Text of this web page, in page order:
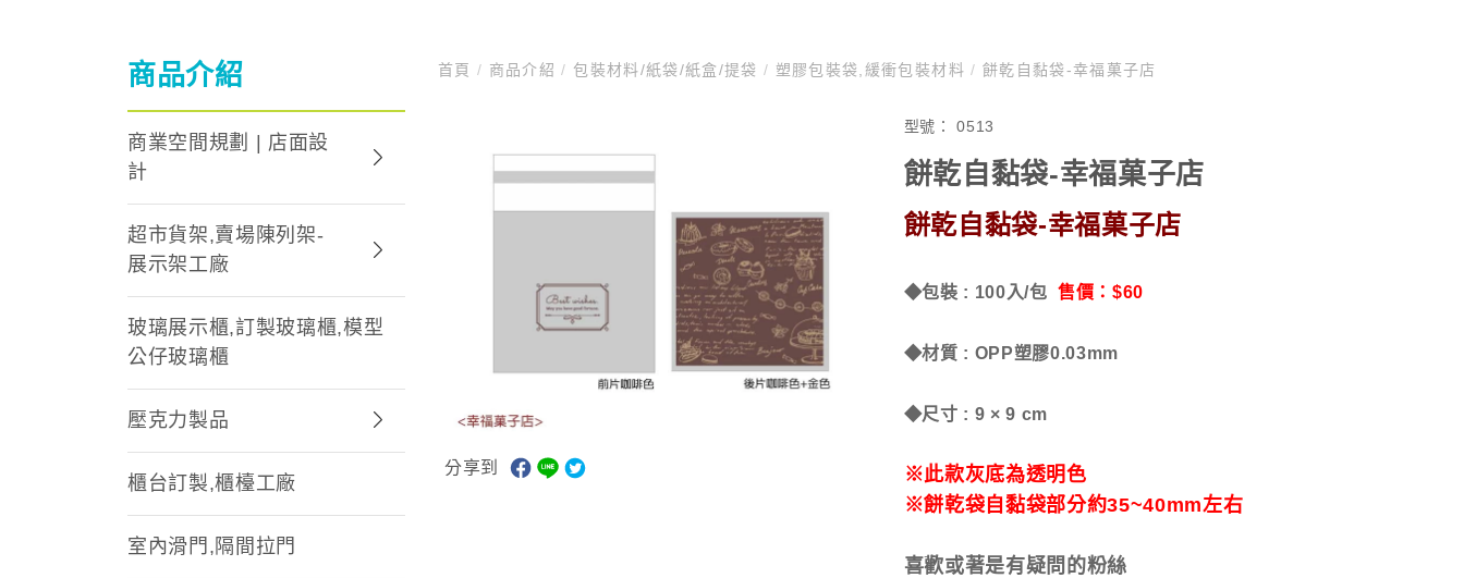
商品介紹
商業空間規劃 | 店面設
計
超市貨架,賣場陳列架-
展示架工廠
玻璃展示櫃,訂製玻璃櫃,模型
公仔玻璃櫃
壓克力製品
櫃台訂製,櫃檯工廠
室內滑門,隔間拉門
首頁/ 商品介紹/ 包裝材料/紙袋/紙盒/提袋/ 塑膠包裝袋,緩衝包裝材料/ 餅乾自黏袋-幸福菓子店
分享到
型號：0513
餅乾自黏袋-幸福菓子店
餅乾自黏袋-幸福菓子店
◆包裝 : 100入/包 售價： $60
◆材質 : OPP塑膠0.03mm
◆尺寸 : 9 × 9 cm
※此款灰底為透明色
※餅乾袋自黏袋部分約35~40mm左右
喜歡或著是有疑問的粉絲